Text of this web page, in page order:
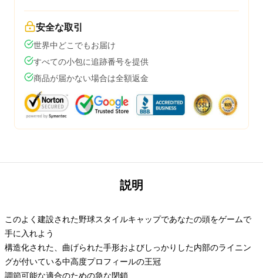
安全な取引
世界中どこでもお届け
すべての小包に追跡番号を提供
商品が届かない場合は全額返金
説明
このよく建設された野球スタイルキャップであなたの頭をゲームで
手に入れよう
構造化された、曲げられた手形およびしっかりした内部のライニン
グが付いている中高度プロフィールの王冠
調節可能な適合のための急な閉鎖